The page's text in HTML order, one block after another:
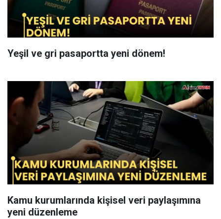
Yeşil ve gri pasaportta yeni dönem!
Kamu kurumlarında kişisel veri paylaşımına
yeni düzenleme